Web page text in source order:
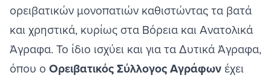
ορειβατικών μονοπατιών καθιστώντας τα βατά
και χρηστικά, κυρίως στα Βόρεια και Ανατολικά
Άγραφα. Το ίδιο ισχύει και για τα Δυτικά Άγραφα,
όπου ο Ορειβατικός Σύλλογος Αγράφων έχει